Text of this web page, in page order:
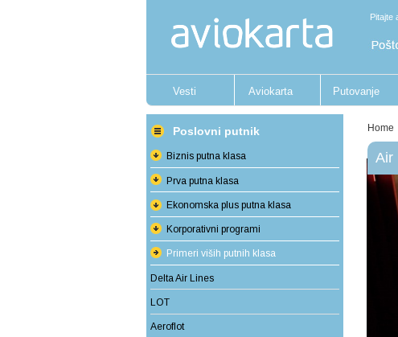
Pitajte
Vesti Aviokarta Putovanje
Home
Air
Poslovni putnik
Biznis putna klasa
Prva putna klasa
Ekonomska plus putna klasa
Korporativni programi
Primeri viših putnih klasa
Delta Air Lines
LOT
Aeroflot